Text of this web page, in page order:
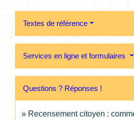
Textes de référence
Services en ligne et formulaires
Questions ? Réponses !
Recensement citoyen :